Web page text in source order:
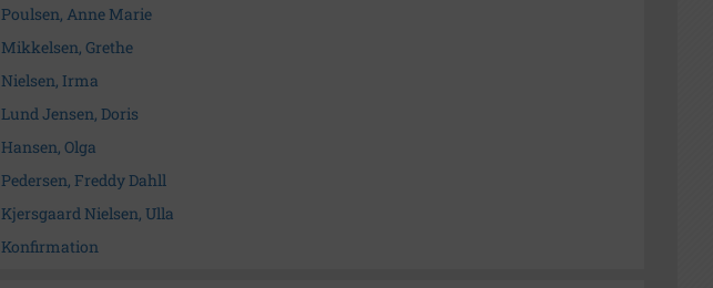
Poulsen, Anne Marie
Mikkelsen, Grethe
Nielsen, Irma
Lund Jensen, Doris
Hansen, Olga
Pedersen, Freddy Dahll
Kjersgaard Nielsen, Ulla
Konfirmation